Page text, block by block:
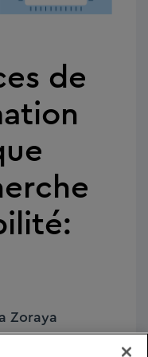
de
Zoraya